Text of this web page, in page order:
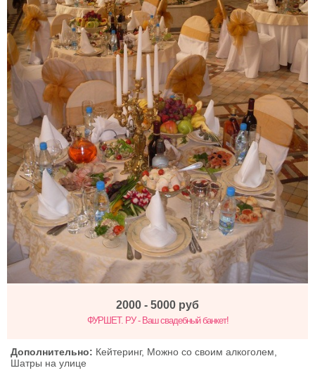
2000 - 5000 руб
ФУРШЕТ. РУ - Ваш свадебный банкет!
Дополнительно: Кейтеринг, Можно со своим алкоголем,
Шатры на улице